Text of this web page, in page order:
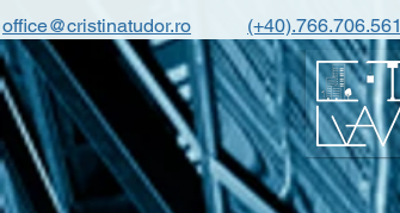
office@cristinatudor.ro (+40).766.706.561